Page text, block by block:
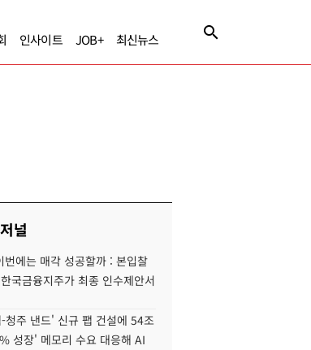
인사이트 JOB+ 최신뉴스
널
에는 매각 성공할까 : 본입찰
국금융지주가 최종 인수제안서
청주 낸드' 신규 팹 건설에 54조
성장' 메모리 수요 대응해 AI